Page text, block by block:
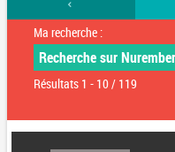
Ma recherche :
Recherche sur
Résultats 1 - 10/ 119